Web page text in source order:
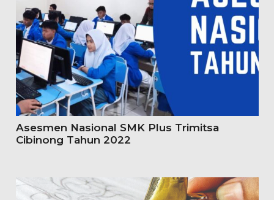
Asesmen Nasional SMK Plus Trimitsa
Cibinong Tahun 2022